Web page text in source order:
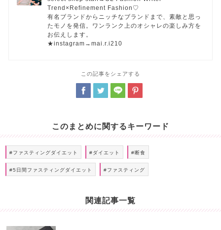
Trend×Refinement Fashion♡
有名ブランドからニッチなブランドまで、素敵と思っ
たモノを発信。ワンランク上のオシャレの楽しみ方を
お伝えします。
★instagram→mai.r.i210
この記事をシェアする
このまとめに関するキーワード
#ファスティングダイエット #ダイエット #断食
#5日間ファスティングダイエット #ファスティング
関連記事一覧